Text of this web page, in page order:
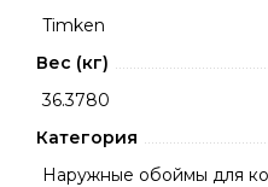
Timken
Вес (кг)
36.3780
Категория
Наружные обоймы для